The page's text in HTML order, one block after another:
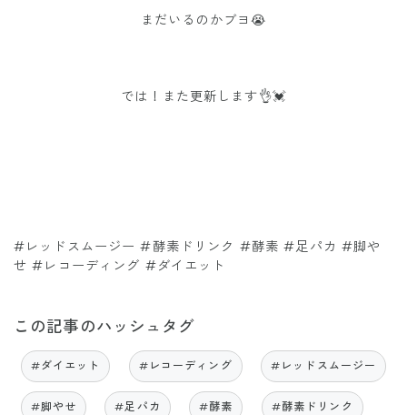
まだいるのかブヨ😭
では！また更新します👌💓
#レッドスムージー #酵素ドリンク #酵素 #足パカ #脚や
せ #レコーディング #ダイエット
この記事のハッシュタグ
#ダイエット #レコーディング #レッドスムージー
#脚やせ #足パカ #酵素 #酵素ドリンク